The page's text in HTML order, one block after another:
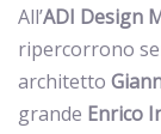
All’ADI Design
ripercorrono
architetto
grande Enrico